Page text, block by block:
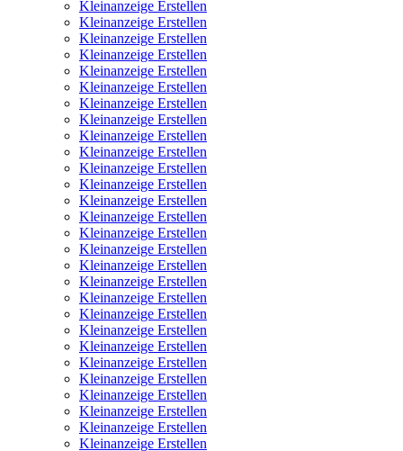
Kleinanzeige Erstellen
Kleinanzeige Erstellen
Kleinanzeige Erstellen
Kleinanzeige Erstellen
Kleinanzeige Erstellen
Kleinanzeige Erstellen
Kleinanzeige Erstellen
Kleinanzeige Erstellen
Kleinanzeige Erstellen
Kleinanzeige Erstellen
Kleinanzeige Erstellen
Kleinanzeige Erstellen
Kleinanzeige Erstellen
Kleinanzeige Erstellen
Kleinanzeige Erstellen
Kleinanzeige Erstellen
Kleinanzeige Erstellen
Kleinanzeige Erstellen
Kleinanzeige Erstellen
Kleinanzeige Erstellen
Kleinanzeige Erstellen
Kleinanzeige Erstellen
Kleinanzeige Erstellen
Kleinanzeige Erstellen
Kleinanzeige Erstellen
Kleinanzeige Erstellen
Kleinanzeige Erstellen
Kleinanzeige Erstellen